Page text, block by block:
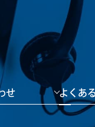
せ よくあ